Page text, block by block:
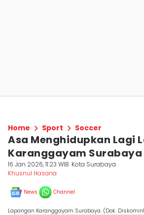
Home Sport Soccer
Asa Menghidupkan Lagi
Karanggayam Surabaya
16 Jan 2026, 11:23 WIB Kota Surabaya
Khusnul Hasana
News Channel
Lapangan Karanggayam Surabaya. (Dok.